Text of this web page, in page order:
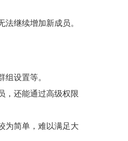
继续增加新成员。
设置等。
，还能通过高级权限
为简单，难以满足大